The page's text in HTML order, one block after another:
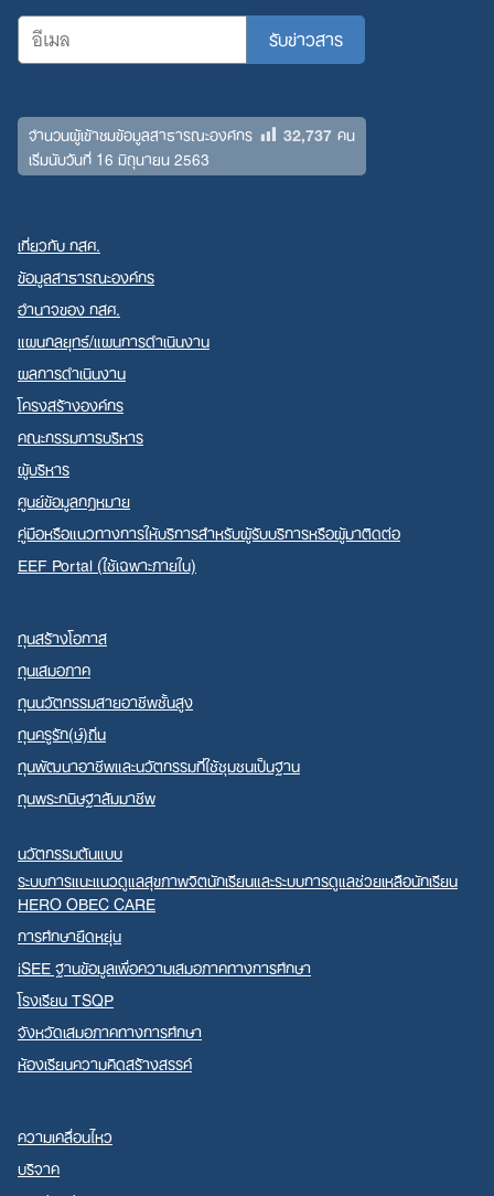
จำนวนผู้เข้าชมข้อมูลสาธารณะองค์กร 32,737คน
เริ่มนับวันที่ 16 มิถุนายน 2563
เกี่ยวกับ กสศ.
ข้อมูลสาธารณะองค์กร
อำนาจของ กสศ.
แผนกลยุทธ์/แผนการดำเนินงาน
ผลการดำเนินงาน
โครงสร้างองค์กร
คณะกรรมการบริหาร
ผู้บริหาร
ศูนย์ข้อมูลกฎหมาย
คู่มือหรือแนวทางการให้บริการสำหรับผู้รับบริการหรือผู้มาติดต่อ
EEF Portal (ใช้เฉพาะภายใน)
ทุนสร้างโอกาส
ทุนเสมอภาค
ทุนนวัตกรรมสายอาชีพชั้นสูง
ทุนครูรัก(ษ์)ถิ่น
ทุนพัฒนาอาชีพและนวัตกรรมที่ใช้ชุมชนเป็นฐาน
ทุนพระกนิษฐาสัมมาชีพ
นวัตกรรมต้นแบบ
ระบบการแนะแนวดูแลสุขภาพจิตนักเรียนและระบบการดูแลช่วยเหลือนักเรียน
HERO OBEC CARE
การศึกษายืดหยุ่น
iSEE ฐานข้อมูลเพื่อความเสมอภาคทางการศึกษา
โรงเรียน TSQP
จังหวัดเสมอภาคทางการศึกษา
ห้องเรียนความคิดสร้างสรรค์
ความเคลื่อนไหว
บริจาค